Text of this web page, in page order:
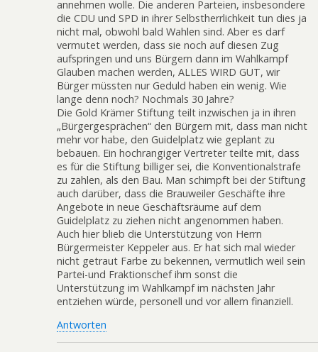
annehmen wolle. Die anderen Parteien, insbesondere
die CDU und SPD in ihrer Selbstherrlichkeit tun dies ja
nicht mal, obwohl bald Wahlen sind. Aber es darf
vermutet werden, dass sie noch auf diesen Zug
aufspringen und uns Bürgern dann im Wahlkampf
Glauben machen werden, ALLES WIRD GUT, wir
Bürger müssten nur Geduld haben ein wenig. Wie
lange denn noch? Nochmals 30 Jahre?
Die Gold Krämer Stiftung teilt inzwischen ja in ihren
„Bürgergesprächen“ den Bürgern mit, dass man nicht
mehr vor habe, den Guidelplatz wie geplant zu
bebauen. Ein hochrangiger Vertreter teilte mit, dass
es für die Stiftung billiger sei, die Konventionalstrafe
zu zahlen, als den Bau. Man schimpft bei der Stiftung
auch darüber, dass die Brauweiler Geschäfte ihre
Angebote in neue Geschäftsräume auf dem
Guidelplatz zu ziehen nicht angenommen haben.
Auch hier blieb die Unterstützung von Herrn
Bürgermeister Keppeler aus. Er hat sich mal wieder
nicht getraut Farbe zu bekennen, vermutlich weil sein
Partei-und Fraktionschef ihm sonst die
Unterstützung im Wahlkampf im nächsten Jahr
entziehen würde, personell und vor allem finanziell.
Antworten